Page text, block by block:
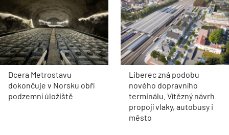
Dcera Metrostavu
dokončuje v Norsku obří
podzemní úložiště
Liberec zná podobu
nového dopravního
terminálu. Vítězný návrh
propojí vlaky, autobusy i
město